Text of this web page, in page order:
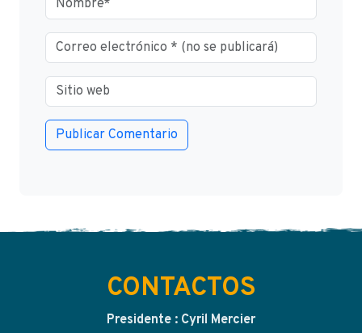
CONTACTOS
Presidente : Cyril Mercier